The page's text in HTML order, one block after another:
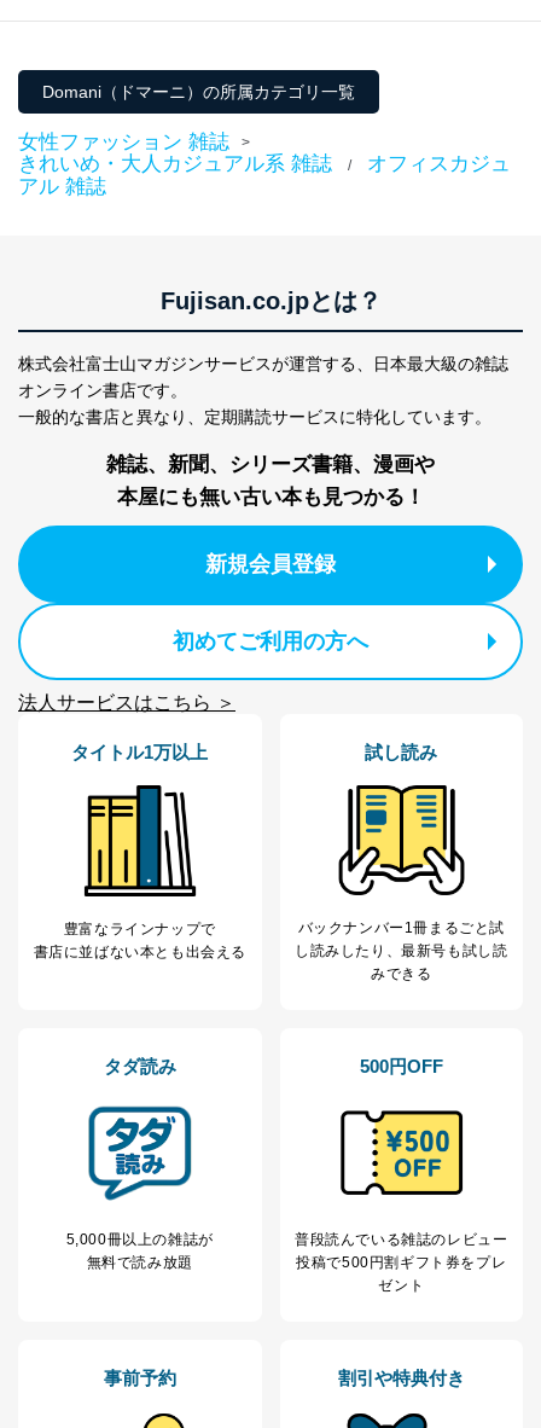
Domani（ドマーニ）の所属カテゴリ一覧
女性ファッション 雑誌 >
きれいめ・大人カジュアル系 雑誌 /
オフィスカジュ
アル 雑誌
Fujisan.co.jpとは？
株式会社富士山マガジンサービスが運営する、
日本最大級の雑誌
オンライン書店です。
一般的な書店と異なり、 定期購読サービスに特化しています。
雑誌、新聞、シリーズ書籍、漫画や
本屋にも無い古い本も見つかる！
新規会員登録
初めてご利用の方へ
法人サービスはこちら ＞
タイトル1万以上
豊富なラインナップで
書店に並ばない本とも出会える
試し読み
バックナンバー1冊まるごと試
し読み したり、最新号も試し読
みできる
タダ読み
5,000冊以上の雑誌が
無料で読み放題
500円OFF
普段読んでいる雑誌のレビュー
投稿で500円割ギフト券をプレ
ゼント
事前予約 割引や特典付き